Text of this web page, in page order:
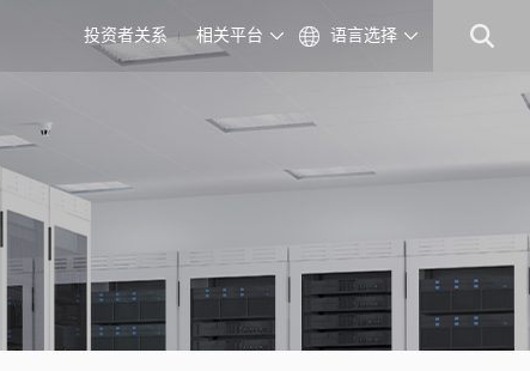
语言选择
相关平台
投资者关系